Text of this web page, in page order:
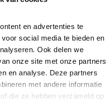
en advertenties te
social media te bieden en
Ook delen we
onze site met onze partners
en analyse. Deze partners
met andere informatie
die ze hebben verzameld op
ARGUSFAZANT
prachtige beelden